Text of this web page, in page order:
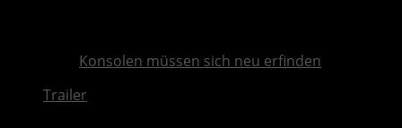
Konsolen müssen sich neu erfinden
Trailer